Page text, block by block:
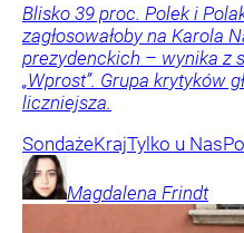
Blisko 39 proc. Polek i
zagłosowałoby na Karola
prezydenckich – wynika z
„Wprost”. Grupa krytyków
liczniejsza.
SondażeKrajTylko u Nas
Magdalena Frindt